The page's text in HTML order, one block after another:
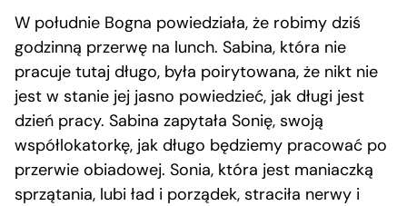
W południe Bogna powiedziała, że robimy dziś
godzinną przerwę na lunch. Sabina, która nie
pracuje tutaj długo, była poirytowana, że nikt nie
jest w stanie jej jasno powiedzieć, jak długi jest
dzień pracy. Sabina zapytała Sonię, swoją
współlokatorkę, jak długo będziemy pracować po
przerwie obiadowej. Sonia, która jest maniaczką
sprzątania, lubi ład i porządek, straciła nerwy i